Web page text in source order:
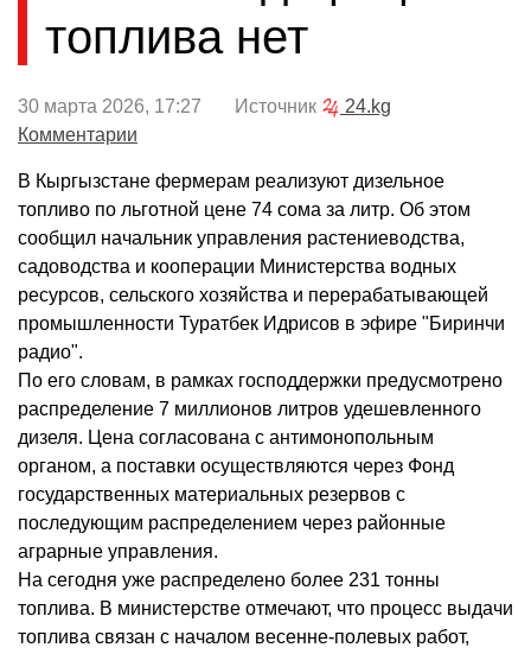
топлива нет
30 марта 2026, 17:27 Источник
24.kg
Комментарии
В Кыргызстане фермерам реализуют дизельное
топливо по льготной цене 74 сома за литр. Об этом
сообщил начальник управления растениеводства,
садоводства и кооперации Министерства водных
ресурсов, сельского хозяйства и перерабатывающей
промышленности Туратбек Идрисов в эфире "Биринчи
радио".
По его словам, в рамках господдержки предусмотрено
распределение 7 миллионов литров удешевленного
дизеля. Цена согласована с антимонопольным
органом, а поставки осуществляются через Фонд
государственных материальных резервов с
последующим распределением через районные
аграрные управления.
На сегодня уже распределено более 231 тонны
топлива. В министерстве отмечают, что процесс выдачи
топлива связан с началом весенне-полевых работ,